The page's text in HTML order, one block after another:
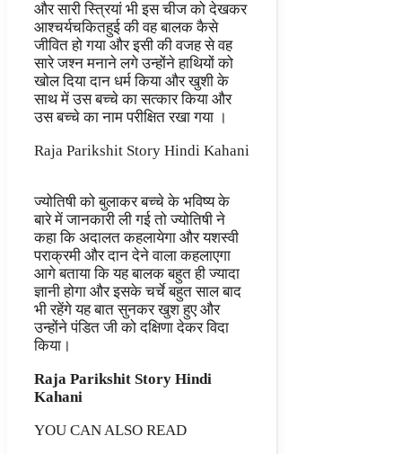
और सारी स्त्रियां भी इस चीज को देखकर
आश्चर्यचकितहुई की वह बालक कैसे
जीवित हो गया और इसी की वजह से वह
सारे जश्न मनाने लगे उन्होंने हाथियों को
खोल दिया दान धर्म किया और खुशी के
साथ में उस बच्चे का सत्कार किया और
उस बच्चे का नाम परीक्षित रखा गया ।
Raja Parikshit Story Hindi Kahani
ज्योतिषी को बुलाकर बच्चे के भविष्य के
बारे में जानकारी ली गई तो ज्योतिषी ने
कहा कि अदालत कहलायेगा और यशस्वी
पराक्रमी और दान देने वाला कहलाएगा
आगे बताया कि यह बालक बहुत ही ज्यादा
ज्ञानी होगा और इसके चर्चे बहुत साल बाद
भी रहेंगे यह बात सुनकर खुश हुए और
उन्होंने पंडित जी को दक्षिणा देकर विदा
किया।
Raja Parikshit Story Hindi
Kahani
YOU CAN ALSO READ